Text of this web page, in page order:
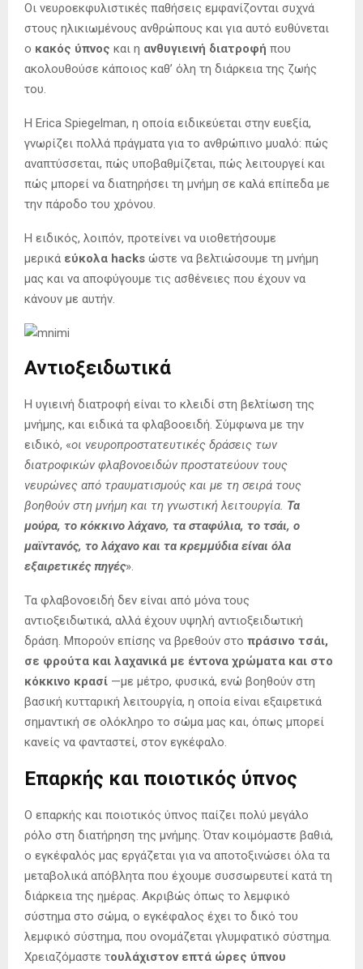
Οι νευροεκφυλιστικές παθήσεις εμφανίζονται συχνά
στους ηλικιωμένους ανθρώπους και για αυτό ευθύνεται
ο κακός ύπνος και η ανθυγιεινή διατροφή που
ακολουθούσε κάποιος καθ’ όλη τη διάρκεια της ζωής
του.
Η Erica Spiegelman, η οποία ειδικεύεται στην ευεξία,
γνωρίζει πολλά πράγματα για το ανθρώπινο μυαλό: πώς
αναπτύσσεται, πώς υποβαθμίζεται, πώς λειτουργεί και
πώς μπορεί να διατηρήσει τη μνήμη σε καλά επίπεδα με
την πάροδο του χρόνου.
Η ειδικός, λοιπόν, προτείνει να υιοθετήσουμε
μερικά εύκολα hacks ώστε να βελτιώσουμε τη μνήμη
μας και να αποφύγουμε τις ασθένειες που έχουν να
κάνουν με αυτήν.
Αντιοξειδωτικά
Η υγιεινή διατροφή είναι το κλειδί στη βελτίωση της
μνήμης, και ειδικά τα φλαβοοειδή. Σύμφωνα με την
ειδικό, «οι νευροπροστατευτικές δράσεις των
διατροφικών φλαβονοειδών προστατεύουν τους
νευρώνες από τραυματισμούς και με τη σειρά τους
βοηθούν στη μνήμη και τη γνωστική λειτουργία. Τα
μούρα, το κόκκινο λάχανο, τα σταφύλια, το τσάι, ο
μαϊντανός, το λάχανο και τα κρεμμύδια είναι όλα
εξαιρετικές πηγές».
Τα φλαβονοειδή δεν είναι από μόνα τους
αντιοξειδωτικά, αλλά έχουν υψηλή αντιοξειδωτική
δράση. Μπορούν επίσης να βρεθούν στο πράσινο τσάι,
σε φρούτα και λαχανικά με έντονα χρώματα και στο
κόκκινο κρασί —με μέτρο, φυσικά, ενώ βοηθούν στη
βασική κυτταρική λειτουργία, η οποία είναι εξαιρετικά
σημαντική σε ολόκληρο το σώμα μας και, όπως μπορεί
κανείς να φανταστεί, στον εγκέφαλο.
Επαρκής και ποιοτικός ύπνος
Ο επαρκής και ποιοτικός ύπνος παίζει πολύ μεγάλο
ρόλο στη διατήρηση της μνήμης. Όταν κοιμόμαστε βαθιά,
ο εγκέφαλός μας εργάζεται για να αποτοξινώσει όλα τα
μεταβολικά απόβλητα που έχουμε συσσωρευτεί κατά τη
διάρκεια της ημέρας. Ακριβώς όπως το λεμφικό
σύστημα στο σώμα, ο εγκέφαλος έχει το δικό του
λεμφικό σύστημα, που ονομάζεται γλυμφατικό σύστημα.
Χρειαζόμαστε τουλάχιστον επτά ώρες ύπνου